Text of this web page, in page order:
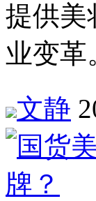
提供美
业变革
文静